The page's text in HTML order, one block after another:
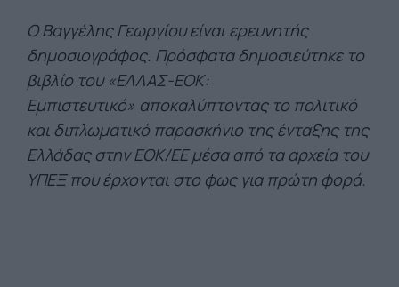
O Βαγγέλης Γεωργίου είναι ερευνητής
δημοσιογράφος. Πρόσφατα δημοσιεύτηκε το
βιβλίο του «ΕΛΛΑΣ-ΕΟΚ:
Εμπιστευτικό» αποκαλύπτοντας το πολιτικό
και διπλωματικό παρασκήνιο της ένταξης της
Ελλάδας στην ΕΟΚ/ΕΕ μέσα από τα αρχεία του
ΥΠΕΞ που έρχονται στο φως για πρώτη φορά.